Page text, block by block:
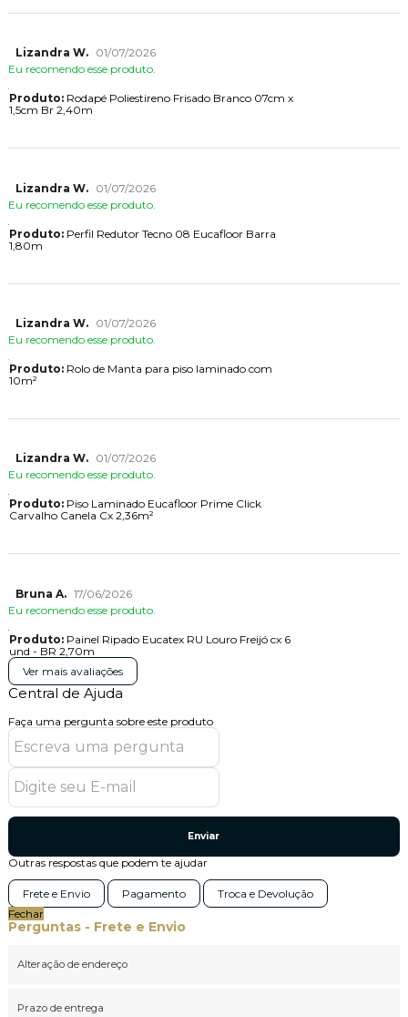
Lizandra W.
01/07/2026
Eu recomendo esse produto.
Produto:Rodapé Poliestireno Frisado Branco 07cm x
1,5cm Br 2,40m
Lizandra W.
01/07/2026
Eu recomendo esse produto.
Produto:Perfil Redutor Tecno 08 Eucafloor Barra
1,80m
Lizandra W.
01/07/2026
Eu recomendo esse produto.
Produto:Rolo de Manta para piso laminado com
10m²
Lizandra W.
01/07/2026
Eu recomendo esse produto.
Produto:Piso Laminado Eucafloor Prime Click
Carvalho Canela Cx 2,36m²
Bruna A. 17/06/2026
Eu recomendo esse produto.
Produto:Painel Ripado Eucatex RU Louro Freijó cx 6
und - BR 2,70m
Ver mais avaliações
Central de Ajuda
Faça uma pergunta sobre este produto
Enviar
Outras respostas que podem te ajudar
Frete e Envio Pagamento
Troca e Devolução
Fechar
Perguntas - Frete e Envio
Alteração de endereço
Prazo de entrega